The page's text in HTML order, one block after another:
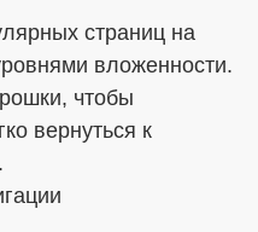
страниц на
вложенности.
чтобы
вернуться к